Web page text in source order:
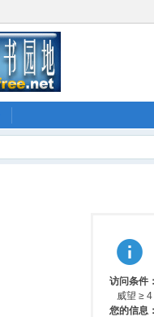
访问条件：
威望 ≥ 4
您的信息：